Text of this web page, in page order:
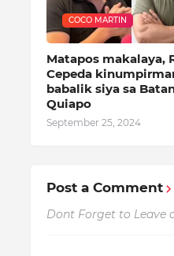
COCO MARTIN
Matapos makalaya,
Cepeda
babalik siya sa
Quiapo
September 25, 2024
Post a Comment
Dont Forget to Leave